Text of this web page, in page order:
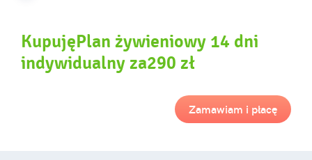
KupujęPlan żywieniowy 14 dni
indywidualny za290 zł
Zamawiam i płacę